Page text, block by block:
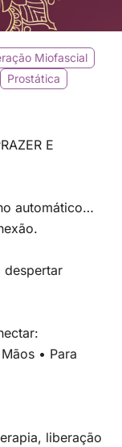
Miofascial
Prostática
E
automático…
despertar
• Para
liberação